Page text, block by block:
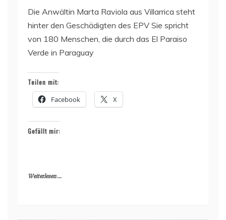
Die Anwältin Marta Raviola aus Villarrica steht
hinter den Geschädigten des EPV Sie spricht
von 180 Menschen, die durch das El Paraiso
Verde in Paraguay
Teilen mit:
Facebook X
Gefällt mir:
Weiterlesen ...